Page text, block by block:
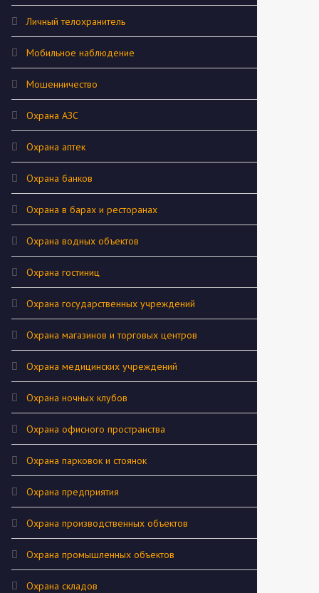
Личный телохранитель
Мобильное наблюдение
Мошенничество
Охрана АЗС
Охрана аптек
Охрана банков
Охрана в барах и ресторанах
Охрана водных объектов
Охрана гостиниц
Охрана государственных учреждений
Охрана магазинов и торговых центров
Охрана медицинских учреждений
Охрана ночных клубов
Охрана офисного пространства
Охрана парковок и стоянок
Охрана предприятия
Охрана производственных объектов
Охрана промышленных объектов
Охрана складов